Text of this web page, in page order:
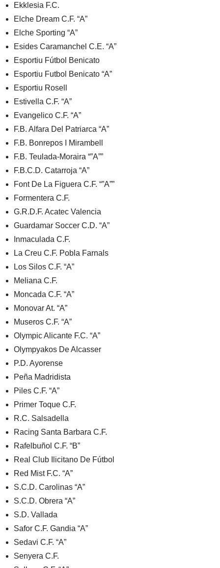
Ekklesia F.C.
Elche Dream C.F. “A”
Elche Sporting “A”
Esides Caramanchel C.E. “A”
Esportiu Fútbol Benicato
Esportiu Futbol Benicato “A”
Esportiu Rosell
Estivella C.F. “A”
Evangelico C.F. “A”
F.B. Alfara Del Patriarca “A”
F.B. Bonrepos I Mirambell
F.B. Teulada-Moraira “”A””
F.B.C.D. Catarroja “A”
Font De La Figuera C.F. “”A””
Formentera C.F.
G.R.D.F. Acatec Valencia
Guardamar Soccer C.D. “A”
Inmaculada C.F.
La Creu C.F. Pobla Farnals
Los Silos C.F. “A”
Meliana C.F.
Moncada C.F. “A”
Monovar At. “A”
Museros C.F. “A”
Olympic Alicante F.C. “A”
Olympyakos De Alcasser
P.D. Ayorense
Peña Madridista
Piles C.F. “A”
Primer Toque C.F.
R.C. Salsadella
Racing Santa Barbara C.F.
Rafelbuñol C.F. “B”
Real Club Ilicitano De Fútbol
Red Mist F.C. “A”
S.C.D. Carolinas “A”
S.C.D. Obrera “A”
S.D. Vallada
Safor C.F. Gandia “A”
Sedavi C.F. “A”
Senyera C.F.